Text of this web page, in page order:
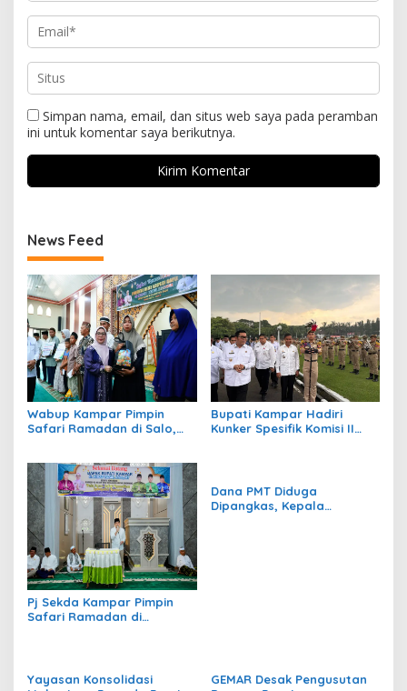
Simpan nama, email, dan situs web saya pada peramban
ini untuk komentar saya berikutnya.
News Feed
Wabup Kampar Pimpin
Safari Ramadan di Salo,
Rumah Layak Huni 2026
Bupati Kampar Hadiri
Kunker Spesifik Komisi II
Pj Sekda Kampar Pimpin
Safari Ramadan di
Dana PMT Diduga
Dipangkas, Kepala
Yayasan Konsolidasi
GEMAR Desak Pengusutan